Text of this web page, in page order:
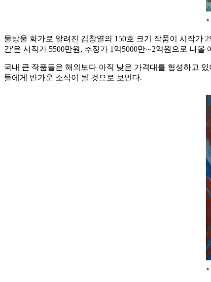
▲
물방울 화가로 알려진 김창열의 150호 크기 작품이 시작가
간'은 시작가 5500만원, 추정가 1억5000만∼2억원으로 나올
국내 큰 작품들은 해외보다 아직 낮은 가격대를 형성하고
들에게 반가운 소식이 될 것으로 보인다.
▲